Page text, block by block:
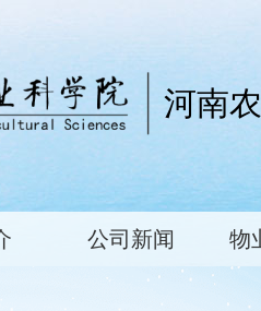
河南
公司新闻 物